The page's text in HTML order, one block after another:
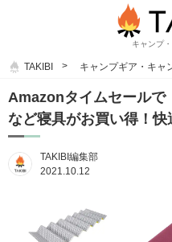
キャンプ
TAKIBI キャンプギア・キャ
Amazonタイムセールで
など寝具がお買い得！快
TAKIBI編集部
2021.10.12